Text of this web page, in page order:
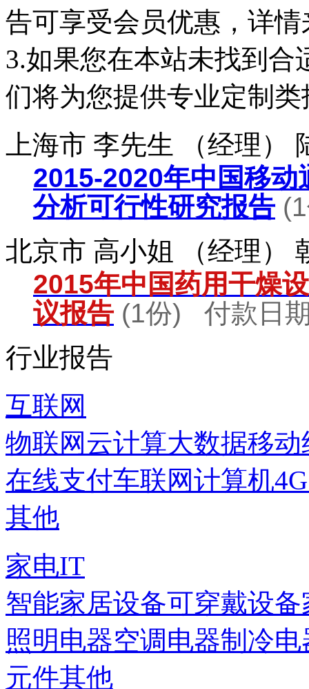
告可享受会员优惠，详
3.如果您在本站未找到
们将为您提供专业定制类
上海市 李先生 （经理）
2015-2020年中国移
分析可行性研究报告(1
北京市 高小姐 （经理）
2015年中国药用干燥
议报告 (1份) 付款日
行业报告
互联网
物联网 云计算大数据移动
在线支付车联网计算机
其他
家电IT
智能家居设备可穿戴设备
照明电器空调电器制冷电
元件其他